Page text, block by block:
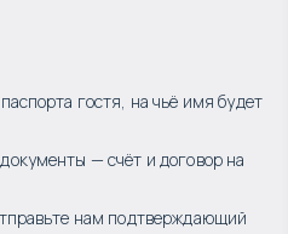
гостя, на чьё имя будет
— счёт и договор на
нам подтверждающий